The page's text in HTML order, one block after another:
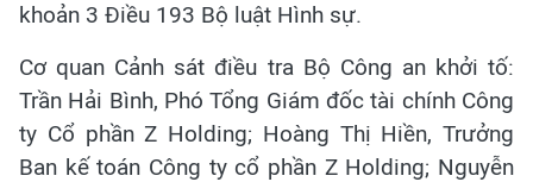
khoản 3 Điều 193 Bộ luật Hình sự.
Cơ quan Cảnh sát điều tra Bộ Công an khởi tố:
Trần Hải Bình, Phó Tổng Giám đốc tài chính Công
ty Cổ phần Z Holding; Hoàng Thị Hiền, Trưởng
Ban kế toán Công ty cổ phần Z Holding; Nguyễn